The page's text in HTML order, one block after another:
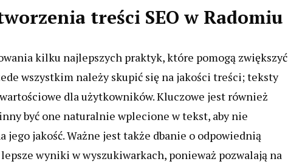
treści SEO w Radomiu
kilku najlepszych praktyk, które pomogą zwiększyć
wszystkim należy skupić się na jakości treści; teksty
dla użytkowników. Kluczowe jest również
być one naturalnie wplecione w tekst, aby nie
jego jakość. Ważne jest także dbanie o odpowiednią
wyniki w wyszukiwarkach, ponieważ pozwalają na